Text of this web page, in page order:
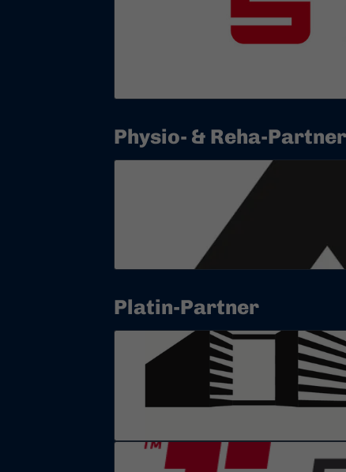
Physio- & Reha-Partner
Platin-Partner